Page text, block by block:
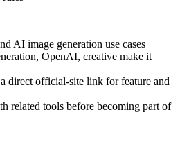
AI image generation use cases
OpenAI, creative make it
direct official-site link for feature and
related tools before becoming part of